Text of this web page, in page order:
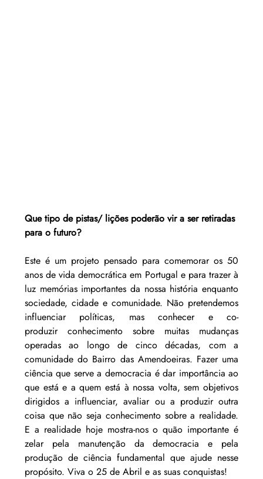
Que tipo de pistas/ lições poderão vir a ser retiradas
para o futuro?
Este é um projeto pensado para comemorar os 50
anos de vida democrática em Portugal e para trazer à
luz memórias importantes da nossa história enquanto
sociedade, cidade e comunidade. Não pretendemos
influenciar políticas, mas conhecer e co-
produzir conhecimento sobre muitas mudanças
operadas ao longo de cinco décadas, com a
comunidade do Bairro das Amendoeiras. Fazer uma
ciência que serve a democracia é dar importância ao
que está e a quem está à nossa volta, sem objetivos
dirigidos a influenciar, avaliar ou a produzir outra
coisa que não seja conhecimento sobre a realidade.
E a realidade hoje mostra-nos o quão importante é
zelar pela manutenção da democracia e pela
produção de ciência fundamental que ajude nesse
propósito. Viva o 25 de Abril e as suas conquistas!